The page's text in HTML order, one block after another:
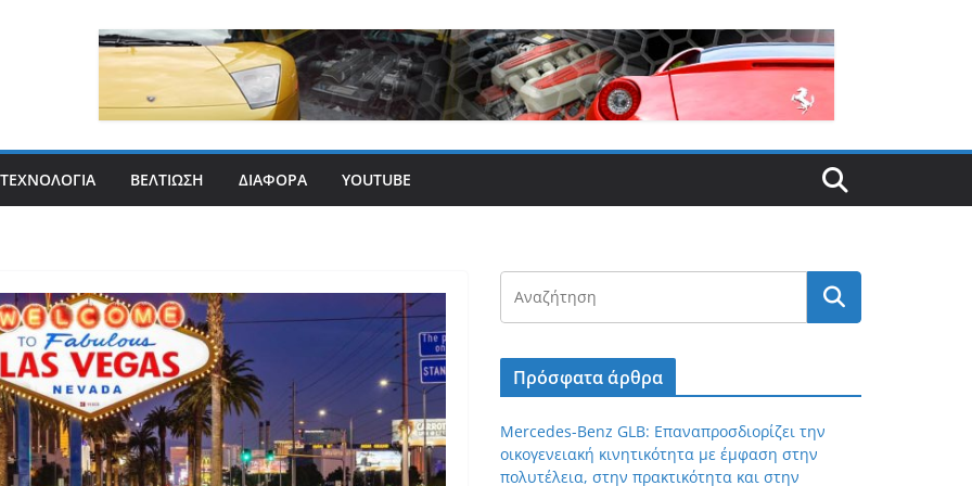
ΤΕΧΝΟΛΟΓΊΑ ΒΕΛΤΊΩΣΗ ΔΙΆΦΟΡΑ YOUTUBE
Πρόσφατα άρθρα
Mercedes-Benz GLB: Επαναπροσδιορίζει την
οικογενειακή κινητικότητα με έμφαση στην
πολυτέλεια, στην πρακτικότητα και στην